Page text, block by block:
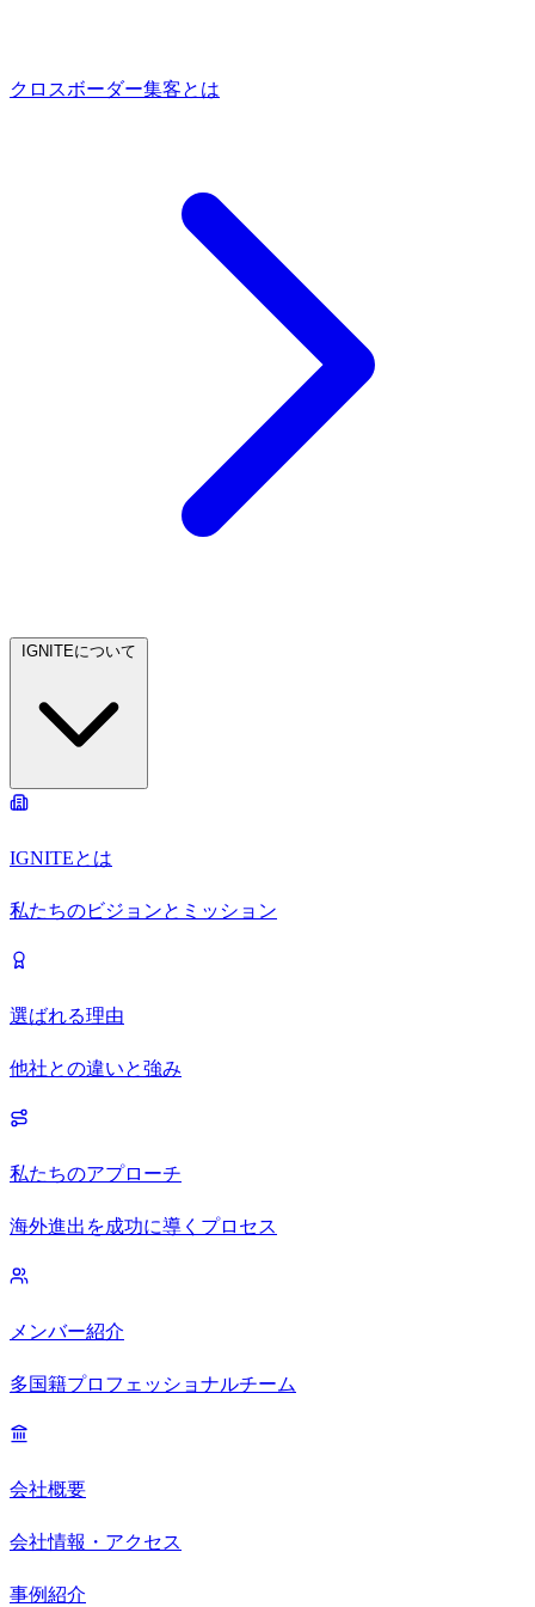
クロスボーダー集客とは
IGNITEとは
私たちのビジョンとミッション
選ばれる理由
他社との違いと強み
私たちのアプローチ
海外進出を成功に導くプロセス
メンバー紹介
多国籍プロフェッショナルチーム
会社概要
会社情報・アクセス
事例紹介